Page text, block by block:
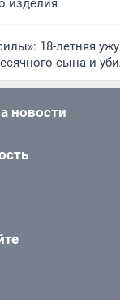
изделия
18-летняя
сына и
новости